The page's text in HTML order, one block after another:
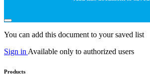
You can add this document to your saved list
Sign in Available only to authorized users
Products